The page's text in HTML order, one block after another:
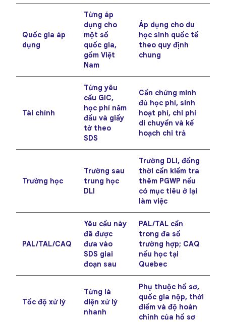
Quốc gia áp
dụng
Từng áp
dụng cho
một số
quốc gia,
gồm Việt
Nam
Áp dụng cho du
học sinh quốc tế
theo quy định
chung
Tài chính
Từng yêu
cầu GIC,
học phí năm
đầu và giấy
tờ theo
SDS
Cần chứng minh
đủ học phí, sinh
hoạt phí, chi phí
di chuyển và kế
hoạch chi trả
Trường học
Trường sau
trung học
DLI
Trường DLI, đồng
thời cần kiểm tra
thêm PGWP nếu
có mục tiêu ở lại
làm việc
PAL/TAL/CAQ
Yêu cầu này
đã được
đưa vào
SDS giai
đoạn sau
PAL/TAL cần
trong đa số
trường hợp; CAQ
nếu học tại
Quebec
Tốc độ xử lý
Từng là
diện xử lý
nhanh
Phụ thuộc hồ sơ,
quốc gia nộp, thời
điểm và độ hoàn
chỉnh của hồ sơ